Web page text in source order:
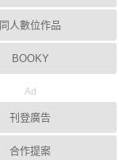
同人數位作品
BOOKY
Ad
刊登廣告
合作提案